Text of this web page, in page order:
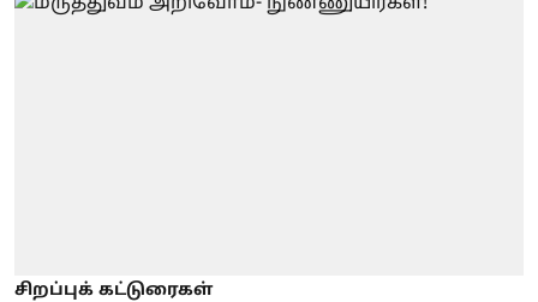
சிறப்புக் கட்டுரைகள்